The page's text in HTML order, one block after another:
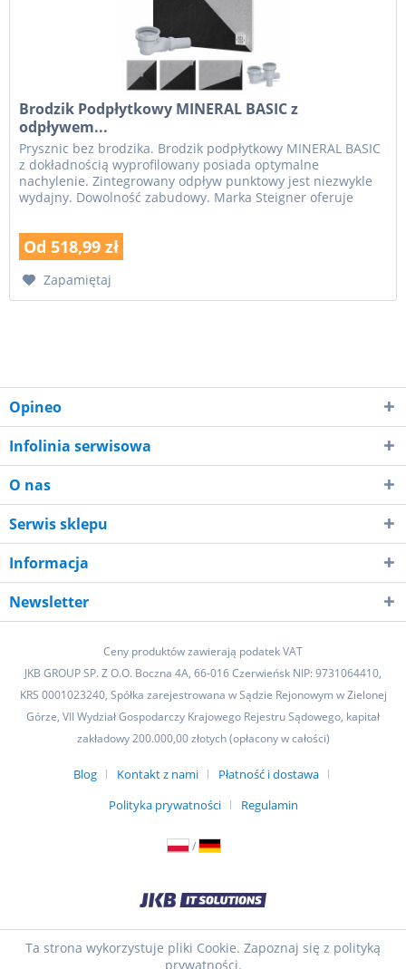
Brodzik Podpłytkowy MINERAL BASIC z
odpływem...
Prysznic bez brodzika. Brodzik podpłytkowy MINERAL BASIC
z dokładnością wyprofilowany posiada optymalne
nachylenie. Zintegrowany odpływ punktowy jest niezwykle
wydajny. Dowolność zabudowy. Marka Steigner oferuje
Od 518,99 zł
Zapamiętaj
Opineo
Infolinia serwisowa
O nas
Serwis sklepu
Informacja
Newsletter
Ceny produktów zawierają podatek VAT
JKB GROUP SP. Z O.O. Boczna 4A, 66-016 Czerwieńsk NIP: 9731064410,
KRS 0001023240, Spółka zarejestrowana w Sądzie Rejonowym w Zielonej
Górze, VII Wydział Gospodarczy Krajowego Rejestru Sądowego, kapitał
zakładowy 200.000,00 złotych (opłacony w całości)
Blog Kontakt z nami
Płatność i dostawa
Polityka prywatności
Regulamin
/
Ta strona wykorzystuje pliki Cookie. Zapoznaj się z polityką
prywatności.